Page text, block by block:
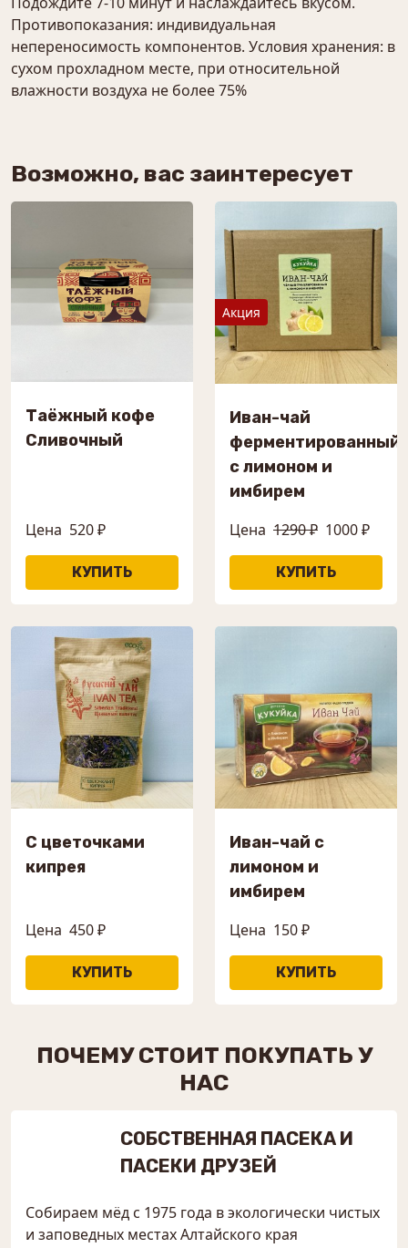
Противопоказания: индивидуальная
непереносимость компонентов. Условия хранения: в
сухом прохладном месте, при относительной
влажности воздуха не более 75%
Возможно, вас заинтересует
Таёжный кофе
Сливочный
Цена 520 ₽
Акция
Иван-чай
ферментированный
с лимоном и
имбирем
Цена 1290 ₽ 1000 ₽
С цветочками
кипрея
Цена 450 ₽
Иван-чай с
лимоном и
имбирем
Цена 150 ₽
ПОЧЕМУ СТОИТ ПОКУПАТЬ У
НАС
СОБСТВЕННАЯ ПАСЕКА И
ПАСЕКИ ДРУЗЕЙ
Собираем мёд с 1975 года в экологически чистых
и заповедных местах Алтайского края